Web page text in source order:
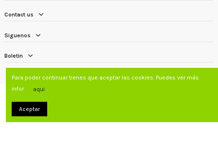
Contact us
Siguenos
Boletin
Para poder continuar tienes que aceptar las cookies. Puedes ver más
infor
aqui
Aceptar